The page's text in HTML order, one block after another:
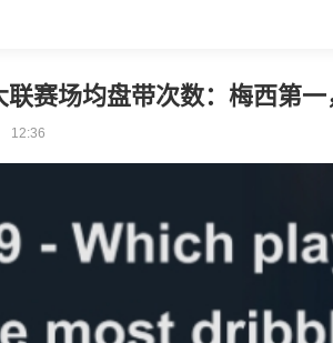
联赛场均盘带次数：梅西第
12:36